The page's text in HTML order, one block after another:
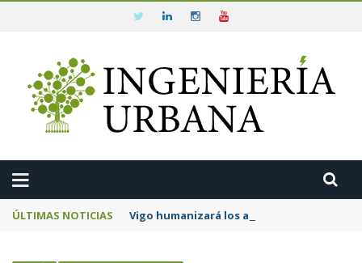
ÚLTIMAS NOTICIAS Vigo humanizará los accesos a la Ermida